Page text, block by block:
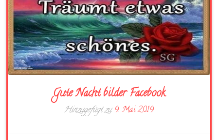
Gute Nacht bilder Facebook
Hinzugefügt zu9. Mai 2019